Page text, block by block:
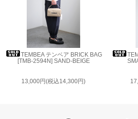
TEMBEA テンベア BRICK BAG
[TMB-2594N] SAND-BEIGE
13,000円(税込14,300円)